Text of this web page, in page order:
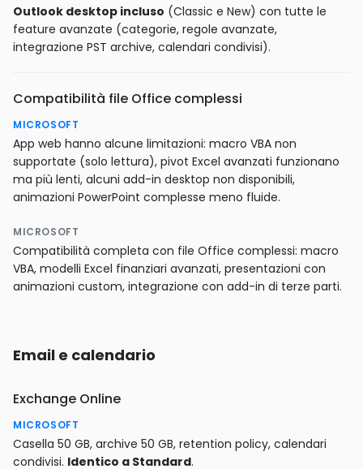
Outlook desktop incluso (Classic e New) con tutte le
feature avanzate (categorie, regole avanzate,
integrazione PST archive, calendari condivisi).
Compatibilità file Office complessi
MICROSOFT
App web hanno alcune limitazioni: macro VBA non
supportate (solo lettura), pivot Excel avanzati funzionano
ma più lenti, alcuni add-in desktop non disponibili,
animazioni PowerPoint complesse meno fluide.
MICROSOFT
Compatibilità completa con file Office complessi: macro
VBA, modelli Excel finanziari avanzati, presentazioni con
animazioni custom, integrazione con add-in di terze parti.
Email e calendario
Exchange Online
MICROSOFT
Casella 50 GB, archive 50 GB, retention policy, calendari
condivisi. Identico a Standard.